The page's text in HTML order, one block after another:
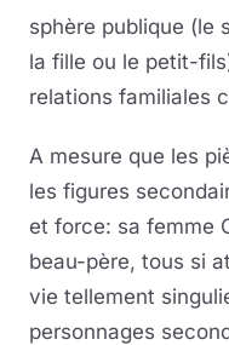
sphère publique (le
la fille ou le petit-
relations familiales
A mesure que les
les figures
et force: sa femme
beau-père, tous si
vie tellement
personnages